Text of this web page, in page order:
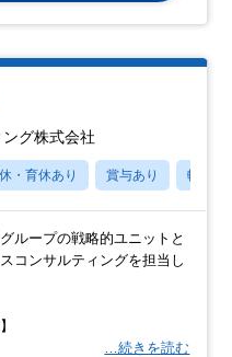
グ株式会社
・育休あり 賞与あり 転勤な
ループの戦略的ユニットと
コンサルティングを担当し
…続きを読む